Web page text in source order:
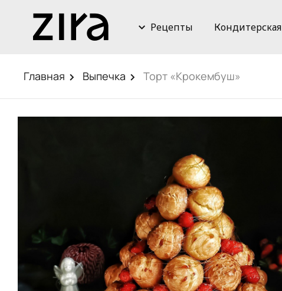
Рецепты Кондитерская
Главная Выпечка Торт «Крокембуш»